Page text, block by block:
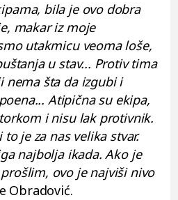
bila je ovo dobra
makar iz moje
utakmicu veoma loše,
u stav... Protiv tima
nema šta da izgubi i
Atipična su ekipa,
i nisu lak protivnik.
je za nas velika stvar.
najbolja ikada. Ako je
ovo je najviši nivo
Obradović.